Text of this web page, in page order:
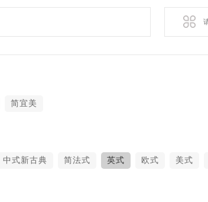
简宜美
中式新古典 简法式 英式 欧式 美式